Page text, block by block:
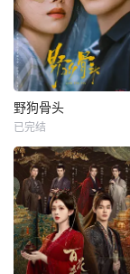
野狗骨头
已完结